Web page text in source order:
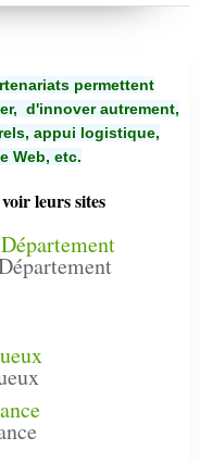
permettent
d'innover autrement,
appui logistique,
Web, etc.
leurs sites